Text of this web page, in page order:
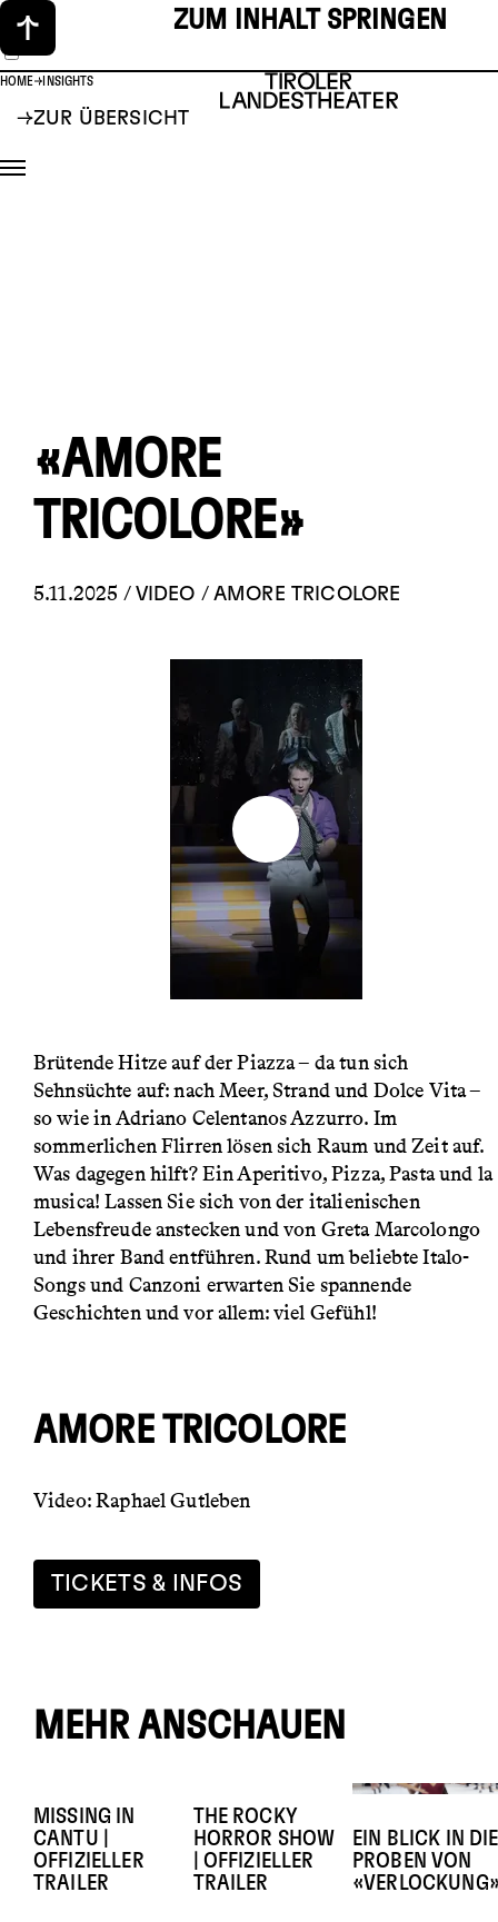
ZUM INHALT SPRINGEN
HOME INSIGHTS
ZUR ÜBERSICHT
«AMORE
TRICOLORE»
5.11.2025 / VIDEO /AMORE TRICOLORE
Brütende Hitze auf der Piazza – da tun sich
Sehnsüchte auf: nach Meer, Strand und Dolce Vita –
so wie in Adriano Celentanos Azzurro. Im
sommerlichen Flirren lösen sich Raum und Zeit auf.
Was dagegen hilft? Ein Aperitivo, Pizza, Pasta und la
musica! Lassen Sie sich von der italienischen
Lebensfreude anstecken und von Greta Marcolongo
und ihrer Band entführen. Rund um beliebte Italo-
Songs und Canzoni erwarten Sie spannende
Geschichten und vor allem: viel Gefühl!
AMORE TRICOLORE
Video: Raphael Gutleben
TICKETS & INFOS
MEHR ANSCHAUEN
MISSING IN
CANTU |
OFFIZIELLER
TRAILER
THE ROCKY
HORROR SHOW
| OFFIZIELLER
TRAILER
EIN BLICK IN DIE
PROBEN VON